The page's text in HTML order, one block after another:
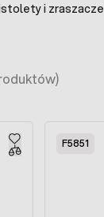
i zraszacze
F5851